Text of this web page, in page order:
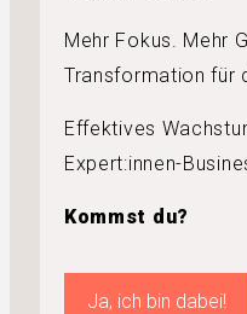
Mehr Fokus. Mehr
Transformation für
Effektives
Expert:innen-
Kommst du?
Ja, ich bin dabei!